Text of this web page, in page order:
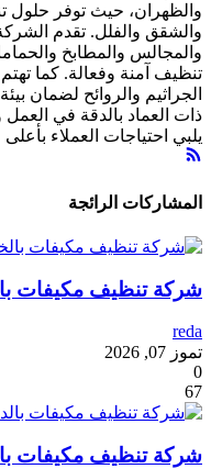
والظهران، حيث توفر حلول
والشقق والفلل. تقدم
والمجالس والمطابخ
تنظيف آمنة وفعالة. كما
الجراثيم والروائح لضمان
ذات العماد بالدقة في العمل
يلبي احتياجات العملاء
المشاركات الرائجة
شركة تنظيف مكيفات
reda
تموز 07, 2026
0
67
شركة تنظيف مكيفات